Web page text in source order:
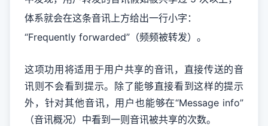
体系就会在这条音讯上方给出一行小字：
“Frequently forwarded”（频频被转发）。
这项功用将适用于用户共享的音讯，直接传送的音
讯则不会看到提示。除了能够直接看到这样的提示
外，针对其他音讯，用户也能够在“Message info”
（音讯概况）中看到一则音讯被共享的次数。